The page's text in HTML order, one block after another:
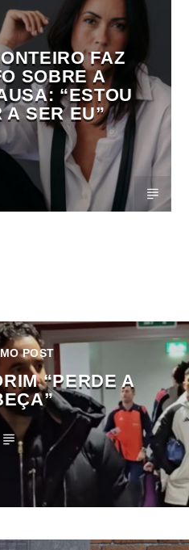
FAZ
SOBRE A
“ESTOU
A SER EU”
POST
“PERDE A